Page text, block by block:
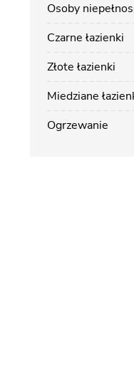
Osoby
Czarne łazienki
Złote łazienki
Miedziane
Ogrzewanie